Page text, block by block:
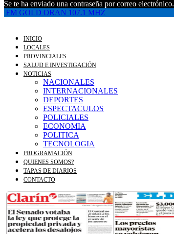
Se te ha enviado una contraseña por correo electrónico.
FM GOLD ORAN 107.1 MHZ
INICIO
LOCALES
PROVINCIALES
SALUD E INVESTIGACIÓN
NOTICIAS
NACIONALES
INTERNACIONALES
DEPORTES
ESPECTACULOS
POLICIALES
ECONOMIA
POLITICA
TECNOLOGIA
PROGRAMACIÓN
QUIENES SOMOS?
TAPAS DE DIARIOS
CONTACTO